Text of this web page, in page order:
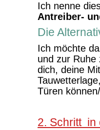
Ich nenne
Antreiber-
Die
Ich möchte
und zur
dich, deine
Türen
2. Schritt in